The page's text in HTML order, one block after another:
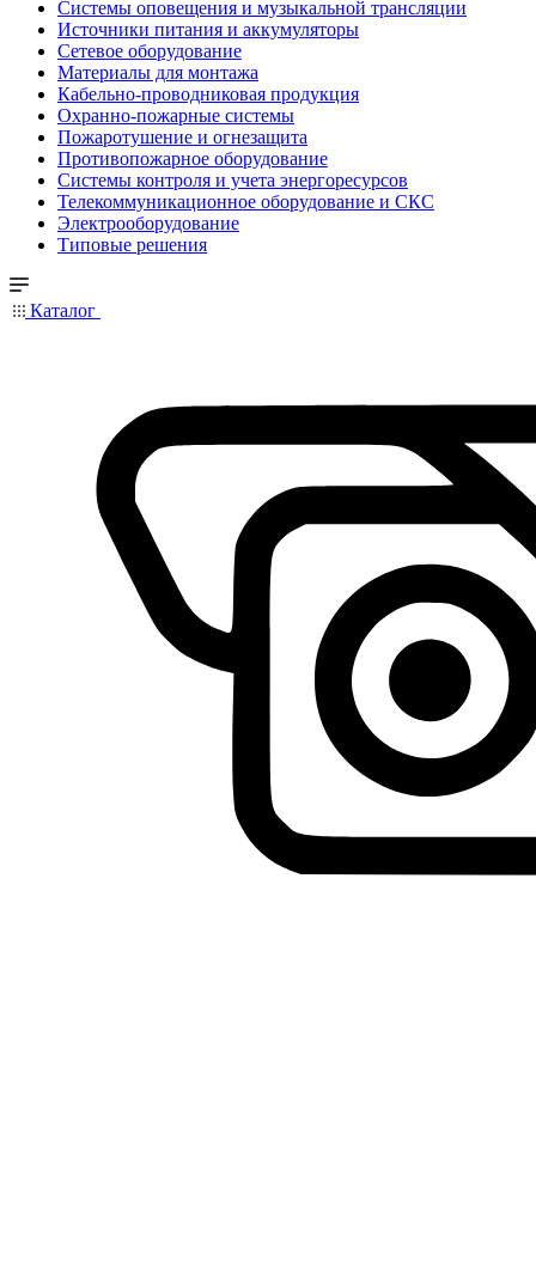
Системы оповещения и музыкальной трансляции
Источники питания и аккумуляторы
Сетевое оборудование
Материалы для монтажа
Кабельно-проводниковая продукция
Охранно-пожарные системы
Пожаротушение и огнезащита
Противопожарное оборудование
Системы контроля и учета энергоресурсов
Телекоммуникационное оборудование и СКС
Электрооборудование
Типовые решения
Каталог